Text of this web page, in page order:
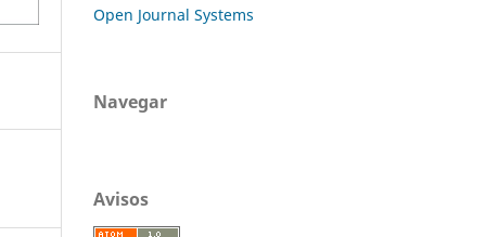
Open Journal Systems
Navegar
Avisos